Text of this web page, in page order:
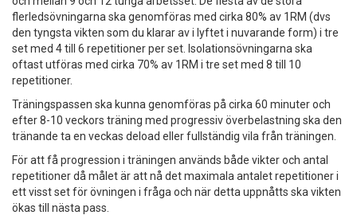
flerledsövningarna ska genomföras med cirka 80% av 1RM (dvs
den tyngsta vikten som du klarar av i lyftet i nuvarande form) i tre
set med 4 till 6 repetitioner per set. Isolationsövningarna ska
oftast utföras med cirka 70% av 1RM i tre set med 8 till 10
repetitioner.
Träningspassen ska kunna genomföras på cirka 60 minuter och
efter 8-10 veckors träning med progressiv överbelastning ska den
tränande ta en veckas deload eller fullständig vila från träningen.
För att få progression i träningen används både vikter och antal
repetitioner då målet är att nå det maximala antalet repetitioner i
ett visst set för övningen i fråga och när detta uppnåtts ska vikten
ökas till nästa pass.